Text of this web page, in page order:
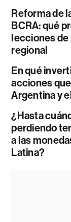
Reforma de
BCRA: qué
lecciones de
regional
En qué
acciones
Argentina y
¿Hasta
perdiendo
a las
Latina?